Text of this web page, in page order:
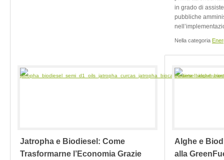
in grado di
pubbliche
Nella categoria
Jatropha e Biodiesel: Come
Trasformarne l’Economia Grazie
Alghe e
alla